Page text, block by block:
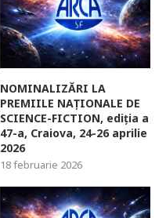
NOMINALIZĂRI LA
PREMIILE NAȚIONALE DE
SCIENCE-FICTION, ediția a
47-a, Craiova, 24-26 aprilie
2026
18 februarie 2026